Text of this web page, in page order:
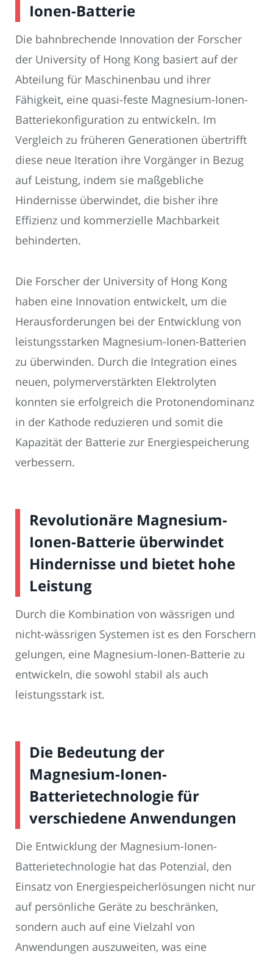
Ionen-Batterie
Die bahnbrechende Innovation der Forscher
der University of Hong Kong basiert auf der
Abteilung für Maschinenbau und ihrer
Fähigkeit, eine quasi-feste Magnesium-Ionen-
Batteriekonfiguration zu entwickeln. Im
Vergleich zu früheren Generationen übertrifft
diese neue Iteration ihre Vorgänger in Bezug
auf Leistung, indem sie maßgebliche
Hindernisse überwindet, die bisher ihre
Effizienz und kommerzielle Machbarkeit
behinderten.
Die Forscher der University of Hong Kong
haben eine Innovation entwickelt, um die
Herausforderungen bei der Entwicklung von
leistungsstarken Magnesium-Ionen-Batterien
zu überwinden. Durch die Integration eines
neuen, polymerverstärkten Elektrolyten
konnten sie erfolgreich die Protonendominanz
in der Kathode reduzieren und somit die
Kapazität der Batterie zur Energiespeicherung
verbessern.
Revolutionäre Magnesium-
Ionen-Batterie überwindet
Hindernisse und bietet hohe
Leistung
Durch die Kombination von wässrigen und
nicht-wässrigen Systemen ist es den Forschern
gelungen, eine Magnesium-Ionen-Batterie zu
entwickeln, die sowohl stabil als auch
leistungsstark ist.
Die Bedeutung der
Magnesium-Ionen-
Batterietechnologie für
verschiedene Anwendungen
Die Entwicklung der Magnesium-Ionen-
Batterietechnologie hat das Potenzial, den
Einsatz von Energiespeicherlösungen nicht nur
auf persönliche Geräte zu beschränken,
sondern auch auf eine Vielzahl von
Anwendungen auszuweiten, was eine